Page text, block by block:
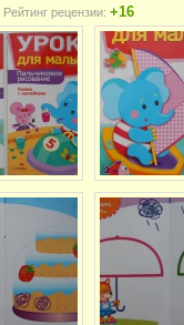
Рейтинг рецензии: +16